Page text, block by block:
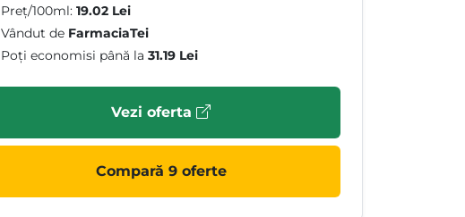
Preț/100ml: 19.02 Lei
Vândut de FarmaciaTei
Poți economisi până la 31.19 Lei
Vezi oferta
Compară 9 oferte